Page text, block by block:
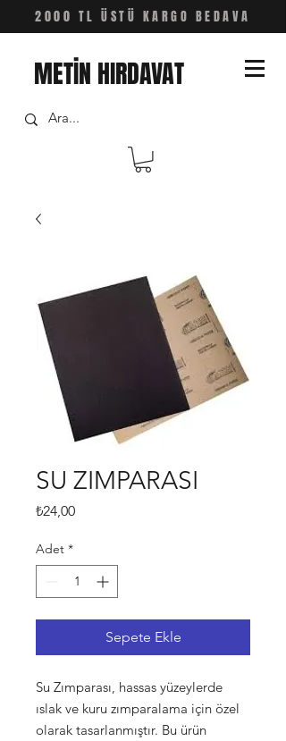
2000 TL ÜSTÜ KARGO BEDAVA
METİN HIRDAVAT
SU ZIMPARASI
₺24,00Fiyat
Adet *
Sepete Ekle
Su Zımparası, hassas yüzeylerde
ıslak ve kuru zımparalama için özel
olarak tasarlanmıştır. Bu ürün